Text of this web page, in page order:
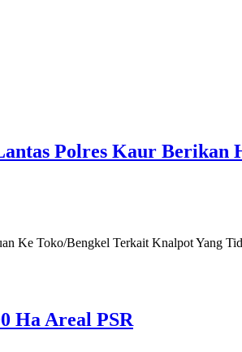
Polres Kaur
Ke Toko/Bengkel Terkait Knalpot Yang
Ha Areal PSR